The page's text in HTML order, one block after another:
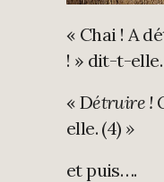
« Chai ! A
! » dit-t-
« Détruire !
elle. (4) »
et puis….